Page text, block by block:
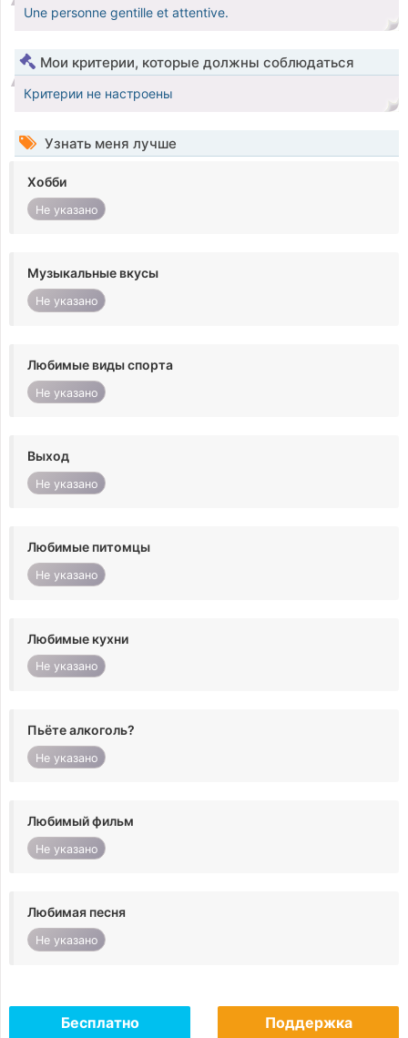
Une personne gentille et attentive.
Мои критерии, которые должны соблюдаться
Критерии не настроены
Узнать меня лучше
Хобби
Не указано
Музыкальные вкусы
Не указано
Любимые виды спорта
Не указано
Выход
Не указано
Любимые питомцы
Не указано
Любимые кухни
Не указано
Пьёте алкоголь?
Не указано
Любимый фильм
Не указано
Любимая песня
Не указано
Бесплатно Поддержка